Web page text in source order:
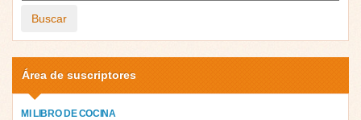
Buscar
Área de suscriptores
MI LIBRO DE COCINA